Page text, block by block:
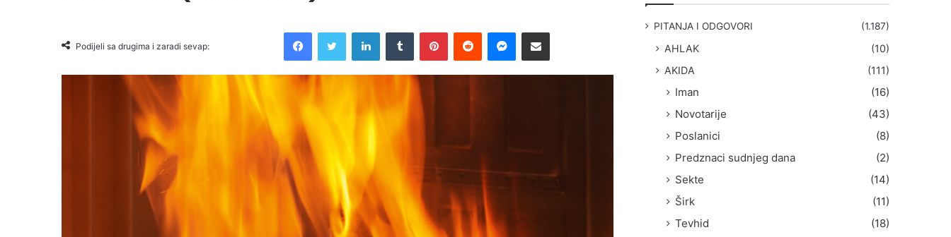
Podijeli sa drugima i zaradi sevap:
PITANJA I ODGOVORI (1.187)
AHLAK
(10)
AKIDA
(111)
Iman
(16)
Novotarije
(43)
Poslanici
(8)
Predznaci sudnjeg dana
(2)
Sekte
(14)
Širk
(11)
Tevhid
(18)